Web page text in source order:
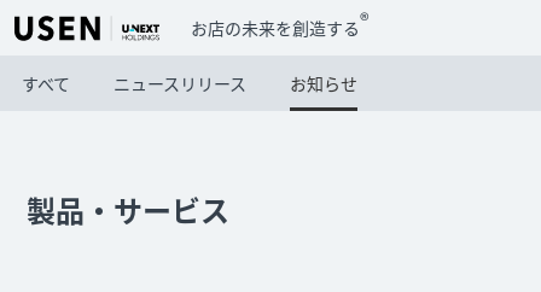
お店の未来を創造する®
すべて ニュースリリース お知らせ
製品・サービス